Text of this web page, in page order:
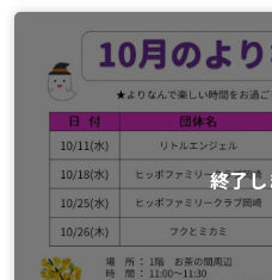
終了